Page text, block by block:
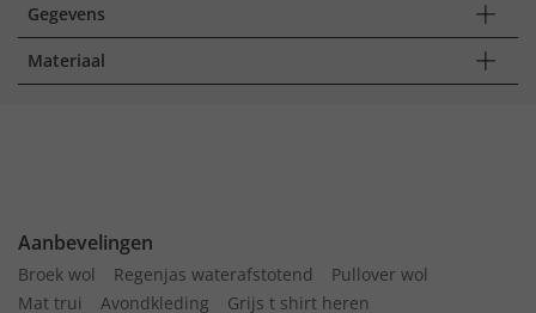
Gegevens
Materiaal
Aanbevelingen
Broek wol Regenjas waterafstotend
Pullover wol
Mat trui
Avondkleding Grijs t shirt heren